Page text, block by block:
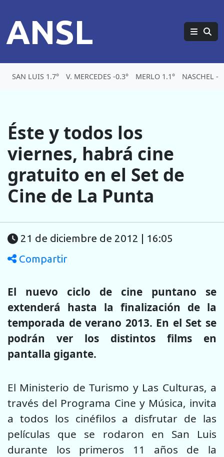
ANSL
SAN LUIS 1.7° V. MERCEDES -0.3° MERLO 1.1° NASCHEL -
Éste y todos los
viernes, habrá cine
gratuito en el Set de
Cine de La Punta
21 de diciembre de 2012 | 16:05
Compartir
El nuevo ciclo de cine puntano se
extenderá hasta la finalización de la
temporada de verano 2013. En el Set se
podrán ver los distintos films en
pantalla gigante.
El Ministerio de Turismo y Las Culturas, a
través del Programa Cine y Música, invita
a todos los cinéfilos a disfrutar de las
películas que se rodaron en San Luis
durante los primeros 11 años de la